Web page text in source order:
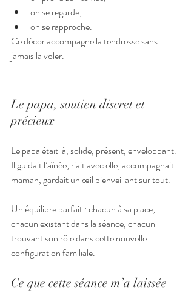
on se regarde,
on se rapproche.
Ce décor accompagne la tendresse sans
jamais la voler.
Le papa, soutien discret et
précieux
Le papa était là, solide, présent, enveloppant.
Il guidait l’aînée, riait avec elle, accompagnait
maman, gardait un œil bienveillant sur tout.
Un équilibre parfait : chacun à sa place,
chacun existant dans la séance, chacun
trouvant son rôle dans cette nouvelle
configuration familiale.
Ce que cette séance m’a laissée